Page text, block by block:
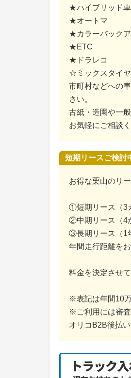
★ハイブリッド車
★オートマ
★カラーバック
★ETC
★ドラレコ
☆ミックスタイヤ
市町村などへの
さい。
古紙・造園や一
お気軽にご相談く
短期リースご検討
お得な栗山のリ
①短期リース（3
②中期リース（4
③長期リース（1
年間走行距離を
料金を決定させ
※表記は年間10
※ご利用には審査
オリコB2B後払